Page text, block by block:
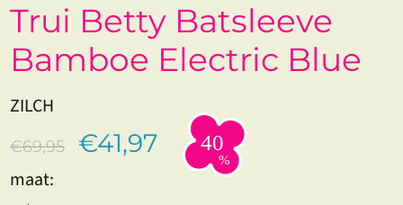
Trui Betty Batsleeve
Bamboe Electric Blue
ZILCH
€69,95 €41,97
maat: